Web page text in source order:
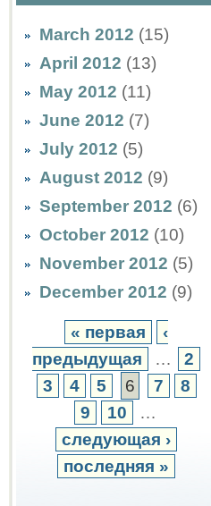
March 2012 (15)
April 2012 (13)
May 2012 (11)
June 2012 (7)
July 2012 (5)
August 2012 (9)
September 2012 (6)
October 2012 (10)
November 2012 (5)
December 2012 (9)
« первая
‹
предыдущая
…
2
3
4 5 6 7
8
9
10
…
следующая ›
последняя »